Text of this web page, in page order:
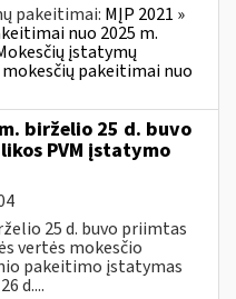
pakeitimai: MĮP 2021 »
nuo 2025 m.
įstatymų
pakeitimai nuo
birželio 25 d. buvo
PVM įstatymo
25 d. buvo priimtas
vertės mokesčio
pakeitimo įstatymas
d....